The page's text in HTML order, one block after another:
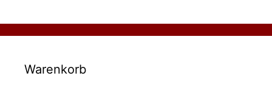
Warenkorb